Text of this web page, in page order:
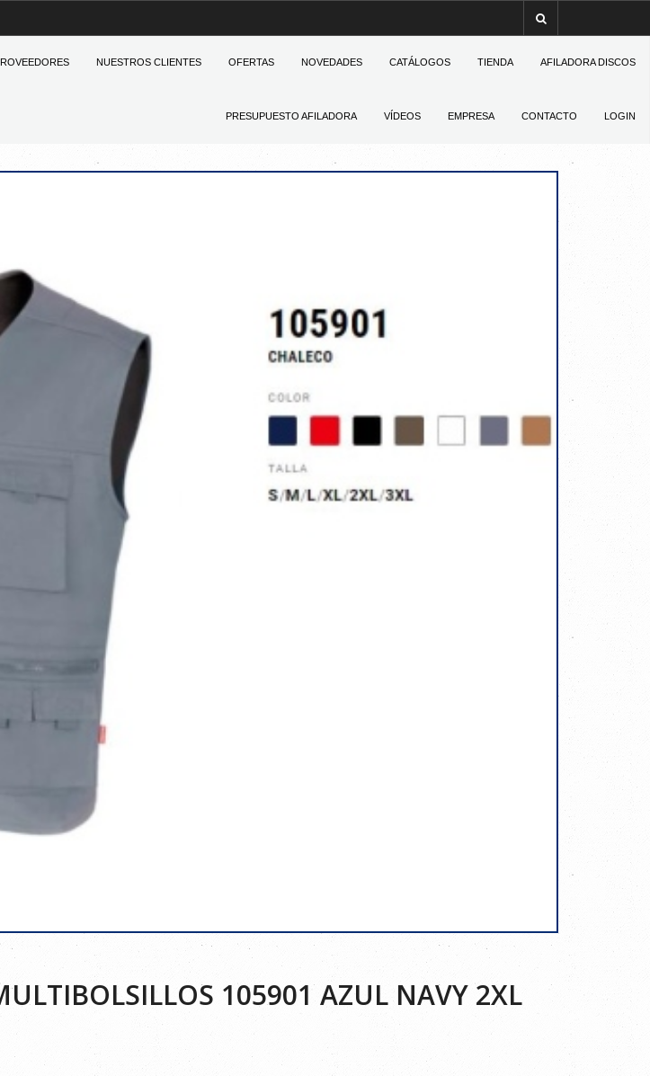
NUESTROS CLIENTES OFERTAS NOVEDADES CATÁLOGOS TIENDA AFILADORA DISCOS
PRESUPUESTO AFILADORA VÍDEOS EMPRESA CONTACTO LOGIN
105901 AZUL NAVY 2XL